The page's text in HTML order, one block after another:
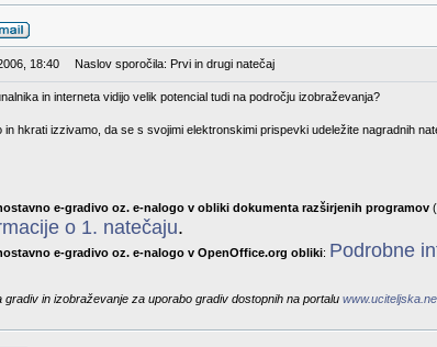
18:40 Naslov sporočila: Prvi in drugi natečaj
in interneta vidijo velik potencial tudi na področju izobraževanja?
hkrati izzivamo, da se s svojimi elektronskimi prispevki udeležite nagradnih
e-gradivo oz. e-nalogo v obliki dokumenta razširjenih programov
o 1. natečaju.
e-gradivo oz. e-nalogo v OpenOffice.org obliki: Podrobne
gradiv in izobraževanje za uporabo gradiv dostopnih na portalu